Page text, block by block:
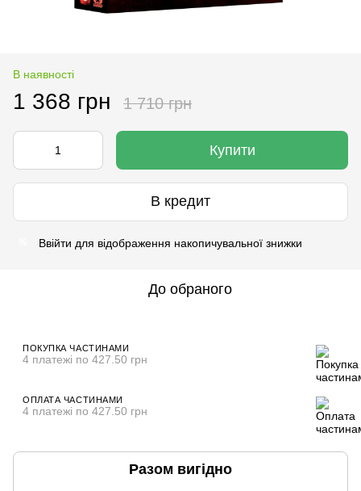
В наявності
1 368 грн 1 710 грн
Купити
В кредит
Ввійти для відображення накопичувальної знижки
До обраного
ПОКУПКА ЧАСТИНАМИ
4 платежі по 427.50 грн
ОПЛАТА ЧАСТИНАМИ
4 платежі по 427.50 грн
Разом вигідно